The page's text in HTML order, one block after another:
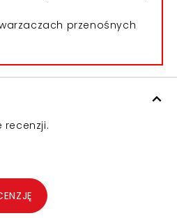
przenośnych
recenzji.